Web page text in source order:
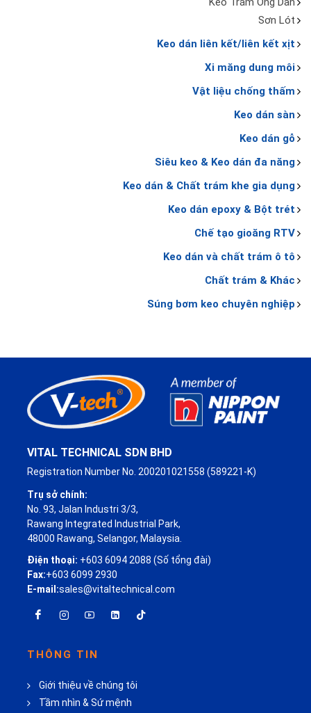
Sơn Lót
Keo dán liên kết/liên kết xịt
Xi măng dung môi
Vật liệu chống thấm
Keo dán sàn
Keo dán gỗ
Siêu keo & Keo dán đa năng
Keo dán & Chất trám khe gia dụng
Keo dán epoxy & Bột trét
Chế tạo gioăng RTV
Keo dán và chất trám ô tô
Chất trám & Khác
Súng bơm keo chuyên nghiệp
VITAL TECHNICAL SDN BHD
Registration Number No. 200201021558 (589221-K)
Trụ sở chính:
No. 93, Jalan Industri 3/3,
Rawang Integrated Industrial Park,
48000 Rawang, Selangor, Malaysia.
Điện thoại: +603 6094 2088 (Số tổng đài)
Fax:+603 6099 2930
E-mail:sales@vitaltechnical.com
THÔNG TIN
Giới thiệu về chúng tôi
Tầm nhìn & Sứ mệnh